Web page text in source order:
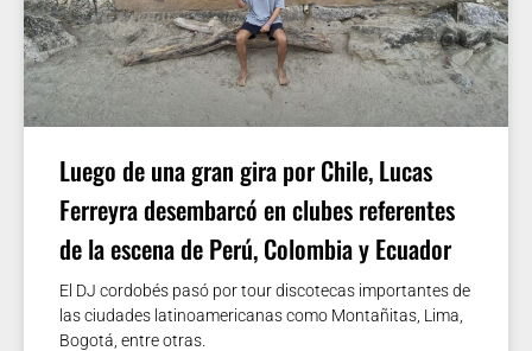
Luego de una gran gira por Chile, Lucas
Ferreyra desembarcó en clubes referentes
de la escena de Perú, Colombia y Ecuador
El DJ cordobés pasó por tour discotecas importantes de
las ciudades latinoamericanas como Montañitas, Lima,
Bogotá, entre otras.